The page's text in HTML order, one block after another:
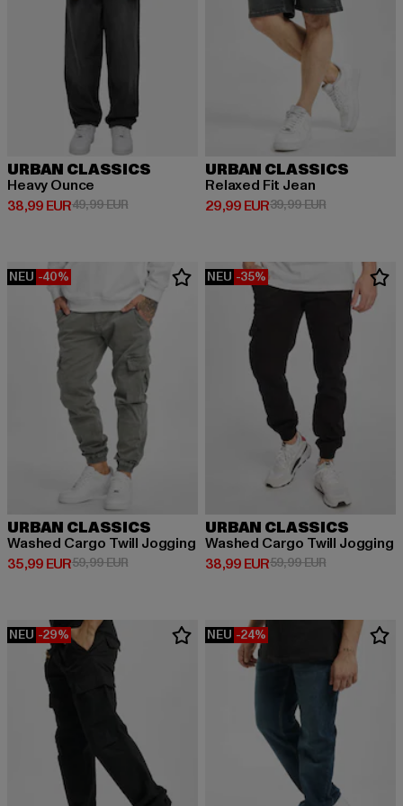
URBAN CLASSICS
Heavy Ounce
38,99 EUR
Derzeitiger Preis: 38,99 EUR
49,99 EURAktionspreis: 49,99 EUR
URBAN CLASSICS
Relaxed Fit Jean
29,99 EUR
Derzeitiger Preis: 29,99 EUR
39,99 EURAktionspreis:
NEU -40%
URBAN CLASSICS
Washed Cargo Twill Jogging
35,99 EUR
Derzeitiger Preis: 35,99 EUR
59,99 EURAktionspreis: 59,99 EUR
NEU -35%
URBAN CLASSICS
Washed Cargo Twill Jogging
38,99 EUR
Derzeitiger Preis: 38,99 EUR
59,99 EURAktionspreis:
NEU -29% NEU -24%